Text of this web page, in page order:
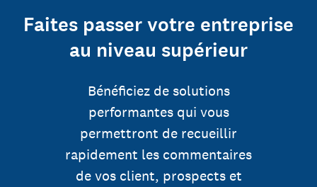
Faites passer votre entreprise
au niveau supérieur
Bénéficiez de solutions
performantes qui vous
permettront de recueillir
rapidement les commentaires
de vos client, prospects et